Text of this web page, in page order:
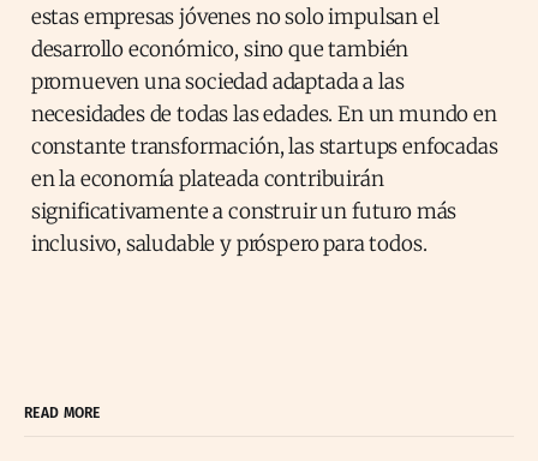
estas empresas jóvenes no solo impulsan el
desarrollo económico, sino que también
promueven una sociedad adaptada a las
necesidades de todas las edades. En un mundo en
constante transformación, las startups enfocadas
en la economía plateada contribuirán
significativamente a construir un futuro más
inclusivo, saludable y próspero para todos.
READ MORE